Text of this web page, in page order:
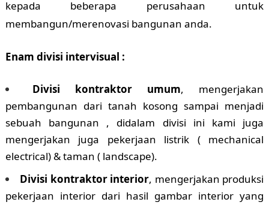
kepada beberapa perusahaan untuk
membangun/merenovasi bangunan anda.
Enam divisi intervisual :
Divisi kontraktor umum, mengerjakan
pembangunan dari tanah kosong sampai menjadi
sebuah bangunan , didalam divisi ini kami juga
mengerjakan juga pekerjaan listrik ( mechanical
electrical) & taman ( landscape).
Divisi kontraktor interior, mengerjakan produksi
pekerjaan interior dari hasil gambar interior yang